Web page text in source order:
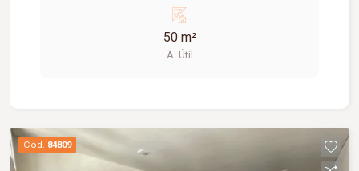
aproximadamente 50 m², forro em gesso, copa,
ponto de água, interfone e acesso por senha,
oferecendo praticidade e funcionalidade para o
banheiros feminino e masculino com
acessibilidade, controle de acesso facial, água
50 m²
A. Útil
Cód. 84809